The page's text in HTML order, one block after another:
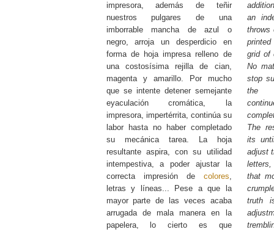
impresora, además de teñir
nuestros pulgares de una
imborrable mancha de azul o
negro, arroja un desperdicio en
forma de hoja impresa relleno de
una costosísima rejilla de cian,
magenta y amarillo. Por mucho
que se intente detener semejante
eyaculación cromática, la
impresora, impertérrita, continúa su
labor hasta no haber completado
su mecánica tarea. La hoja
resultante aspira, con su utilidad
intempestiva, a poder ajustar la
correcta impresión de colores,
letras y líneas... Pese a que la
mayor parte de las veces acaba
arrugada de mala manera en la
papelera, lo cierto es que
an
throws
grid of
No
stop
the
The
its
adjust
that
truth